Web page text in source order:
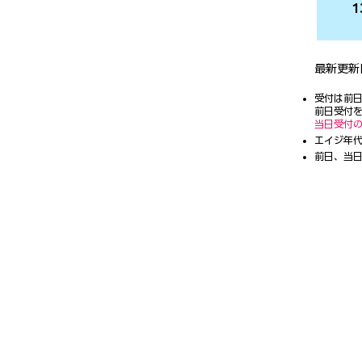
最新更新
受付は前
前日受付
当日受付
エイジ年
前日、当